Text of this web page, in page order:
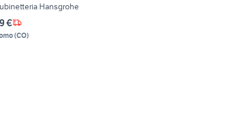
Hansgrohe
€
(CO)